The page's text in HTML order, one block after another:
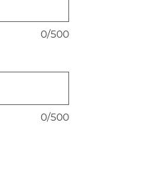
0/500
0/500